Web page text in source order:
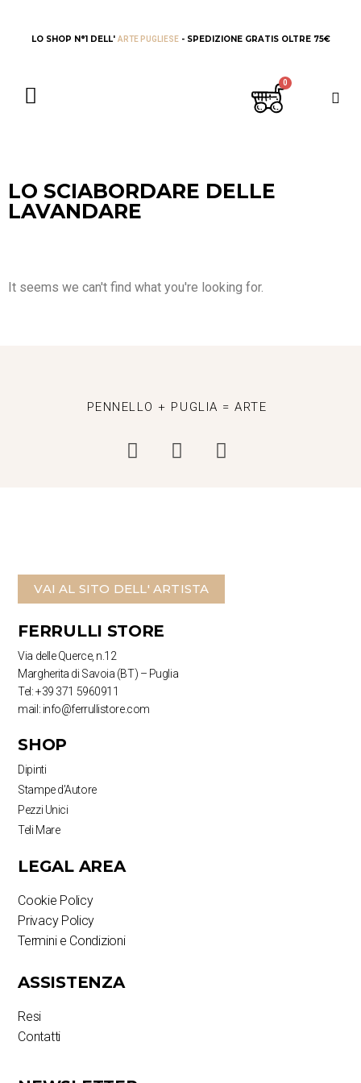
LO SHOP N°1 DELL' ARTE PUGLIESE - SPEDIZIONE GRATIS OLTRE 75€
LO SCIABORDARE DELLE
LAVANDARE
It seems we can't find what you're looking for.
PENNELLO + PUGLIA = ARTE
VAI AL SITO DELL' ARTISTA
FERRULLI STORE
Via delle Querce, n.12
Margherita di Savoia (BT) – Puglia
Tel: +39 371 5960911
mail: info@ferrullistore.com
SHOP
Dipinti
Stampe d’Autore
Pezzi Unici
Teli Mare
LEGAL AREA
Cookie Policy
Privacy Policy
Termini e Condizioni
ASSISTENZA
Resi
Contatti